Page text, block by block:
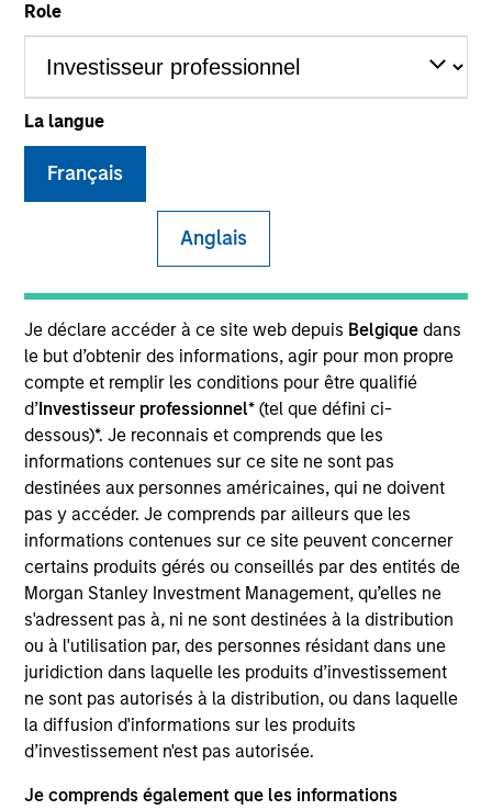
Role
La langue
Français
Anglais
Je déclare accéder à ce site web depuis Belgique dans
le but d’obtenir des informations, agir pour mon propre
compte et remplir les conditions pour être qualifié
d’Investisseur professionnel* (tel que défini ci-
dessous)*. Je reconnais et comprends que les
informations contenues sur ce site ne sont pas
destinées aux personnes américaines, qui ne doivent
pas y accéder. Je comprends par ailleurs que les
informations contenues sur ce site peuvent concerner
certains produits gérés ou conseillés par des entités de
Morgan Stanley Investment Management, qu’elles ne
s'adressent pas à, ni ne sont destinées à la distribution
ou à l'utilisation par, des personnes résidant dans une
juridiction dans laquelle les produits d’investissement
ne sont pas autorisés à la distribution, ou dans laquelle
la diffusion d'informations sur les produits
d’investissement n'est pas autorisée.
Je comprends également que les informations
YEARS OF INDUSTRY EXPERIENCE
16 Years
Zenabu Labri is the Head of Sustainability
Regulation and Policy for Morgan Stanley
Investment Management (MSIM), and leads
in this area, including implementing regulatory and
industry ESG frameworks, representing MSIM in
ESG-focused industry forums and developing
MSIM’s approach to key industry themes. Zenabu
joined MSIM’s Strategic and Regulatory Initiatives
team in 2021 with a focus on sustainability
initiatives, and transferred to the Sustainability
Team in 2022. Prior to joining MSIM, Zenabu worked
as a management consultant at EY and Alpha
Financial Markets Consulting, delivering large scale
strategic projects as well as regulatory change in
the asset management industry. During her time as
a management consultant, Zenabu previously spent
18 months working at MSIM. Zenabu holds a B.A. in
European Social and Political Studies from
University College London, and has completed all 3
levels of the CFA® exams.